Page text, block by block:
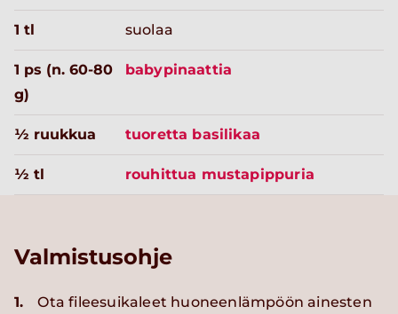
1 tl suolaa
1 ps (n. 60-80
g)
babypinaattia
½ ruukkua tuoretta basilikaa
½ tl rouhittua mustapippuria
Valmistusohje
1.
Ota fileesuikaleet huoneenlämpöön ainesten